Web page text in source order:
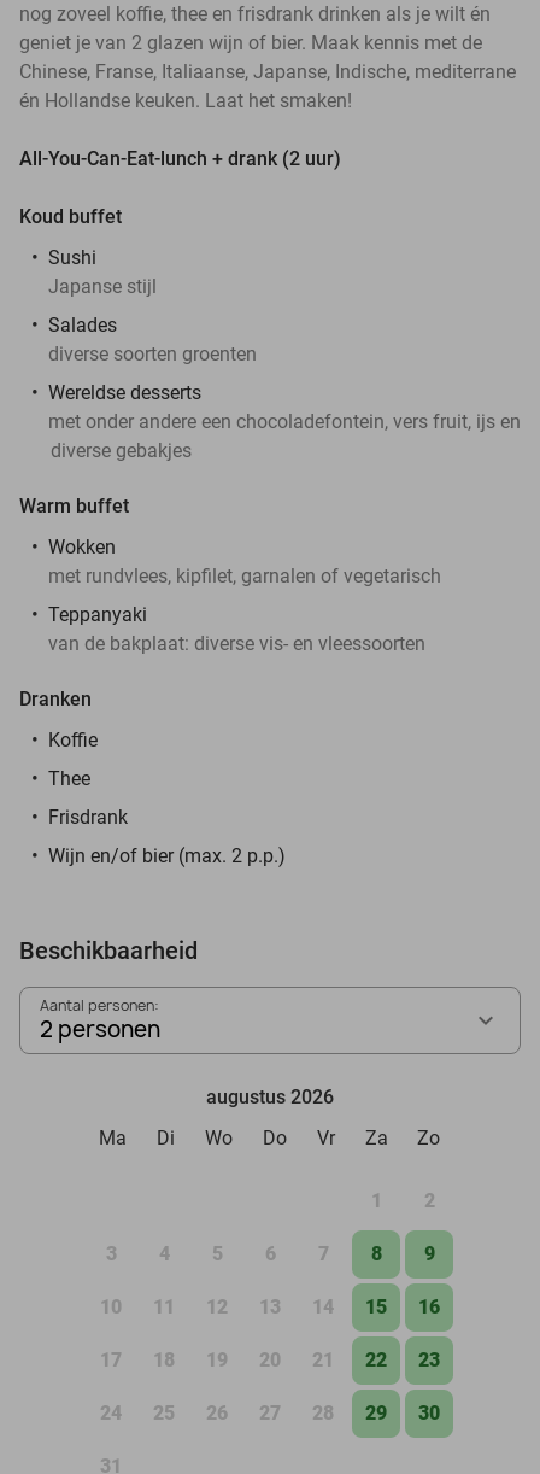
nog zoveel koffie, thee en frisdrank drinken als je wilt én
geniet je van 2 glazen wijn of bier. Maak kennis met de
Chinese, Franse, Italiaanse, Japanse, Indische, mediterrane
én Hollandse keuken. Laat het smaken!
All-You-Can-Eat-lunch + drank (2 uur)
Koud buffet
Sushi
Japanse stijl
Salades
diverse soorten groenten
Wereldse desserts
met onder andere een chocoladefontein, vers fruit, ijs en
diverse gebakjes
Warm buffet
Wokken
met rundvlees, kipfilet, garnalen of vegetarisch
Teppanyaki
van de bakplaat: diverse vis- en vleessoorten
Dranken
Koffie
Thee
Frisdrank
Wijn en/of bier (max. 2 p.p.)
Beschikbaarheid
Aantal personen:
2 personen
augustus 2026
Ma
Di Wo Do Vr Za Zo
1 2
3 4 5 6 7 8 9
10 11 12 13 14 15 16
17 18 19 20 21 22 23
24 25 26 27 28 29 30
31